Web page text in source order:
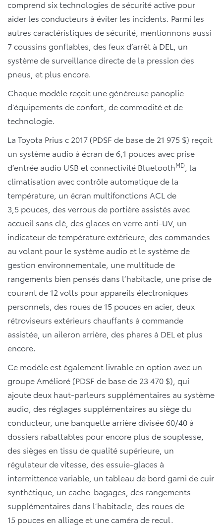
comprend six technologies de sécurité active pour
aider les conducteurs à éviter les incidents. Parmi les
autres caractéristiques de sécurité, mentionnons aussi
7 coussins gonflables, des feux d’arrêt à DEL, un
système de surveillance directe de la pression des
pneus, et plus encore.
Chaque modèle reçoit une généreuse panoplie
d’équipements de confort, de commodité et de
technologie.
La Toyota Prius c 2017 (PDSF de base de 21 975 $) reçoit
un système audio à écran de 6,1 pouces avec prise
d’entrée audio USB et connectivité BluetoothMD , la
climatisation avec contrôle automatique de la
température, un écran multifonctions ACL de
3,5 pouces, des verrous de portière assistés avec
accueil sans clé, des glaces en verre anti-UV, un
indicateur de température extérieure, des commandes
au volant pour le système audio et le système de
gestion environnementale, une multitude de
rangements bien pensés dans l’habitacle, une prise de
courant de 12 volts pour appareils électroniques
personnels, des roues de 15 pouces en acier, deux
rétroviseurs extérieurs chauffants à commande
assistée, un aileron arrière, des phares à DEL et plus
encore.
Ce modèle est également livrable en option avec un
groupe Amélioré (PDSF de base de 23 470 $), qui
ajoute deux haut-parleurs supplémentaires au système
audio, des réglages supplémentaires au siège du
conducteur, une banquette arrière divisée 60/40 à
dossiers rabattables pour encore plus de souplesse,
des sièges en tissu de qualité supérieure, un
régulateur de vitesse, des essuie-glaces à
intermittence variable, un tableau de bord garni de cuir
synthétique, un cache-bagages, des rangements
supplémentaires dans l’habitacle, des roues de
15 pouces en alliage et une caméra de recul.